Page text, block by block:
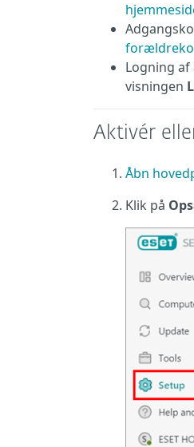
Logning
visningen
Aktivér
Åbn
Klik på